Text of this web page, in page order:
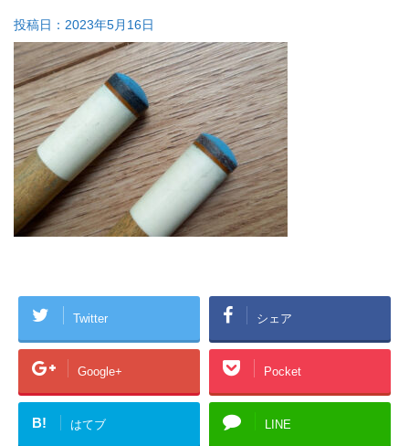
投稿日： 2023年5月16日
Twitter シェア
Google+ Pocket
B! はてブ LINE